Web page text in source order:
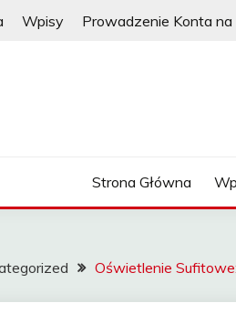
Wpisy Prowadzenie Konta na
Strona Główna
Oświetlenie